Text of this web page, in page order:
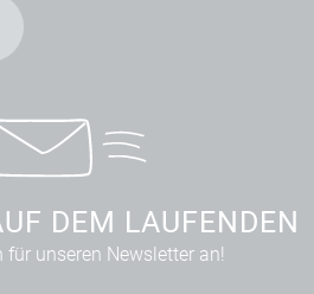
DEM LAUFENDEN
für unseren Newsletter an!